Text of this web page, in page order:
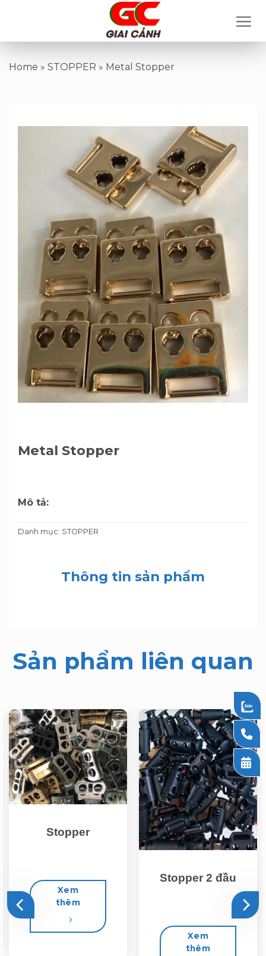
Home » STOPPER » Metal Stopper
Metal Stopper
Mô tả:
Danh mục: STOPPER
Thông tin sản phẩm
Sản phẩm liên quan
Stopper
Xem
thêm
Stopper 2 đầu
Xem
thêm